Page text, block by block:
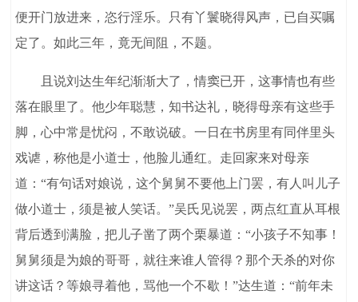
便开门放进来，恣行淫乐。只有丫鬟晓得风声，已自买嘱
定了。如此三年，竟无间阻，不题。
且说刘达生年纪渐渐大了，情窦已开，这事情也有些
落在眼里了。他少年聪慧，知书达礼，晓得母亲有这些手
脚，心中常是忧闷，不敢说破。一日在书房里有同伴里头
戏谑，称他是小道士，他脸儿通红。走回家来对母亲
道：“有句话对娘说，这个舅舅不要他上门罢，有人叫儿子
做小道士，须是被人笑话。”吴氏见说罢，两点红直从耳根
背后透到满脸，把儿子凿了两个栗暴道：“小孩子不知事！
舅舅须是为娘的哥哥，就往来谁人管得？那个天杀的对你
讲这话？等娘寻着他，骂他一个不歇！”达生道：“前年未